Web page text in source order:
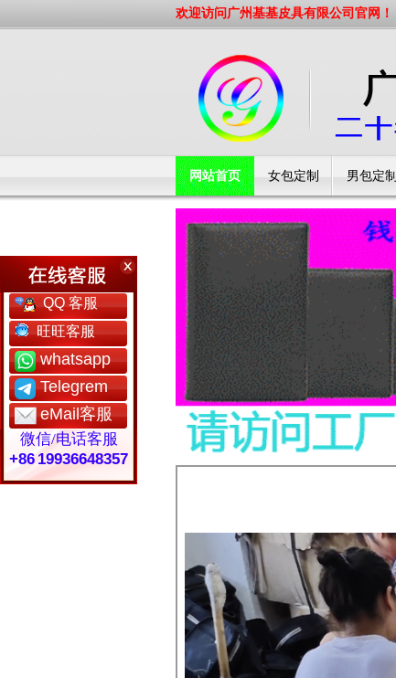
欢迎访问广州基基皮具有限公司官网！
网站首页 女包定制 男包定制
工厂简介
QQ 客服
旺旺客服
whatsapp
Telegrem
eMail客服
微信/电话客服
+86 19936648357